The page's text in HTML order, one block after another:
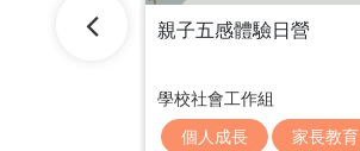
親子五感體驗日營
學校社會工作組
個人成長
家長教育